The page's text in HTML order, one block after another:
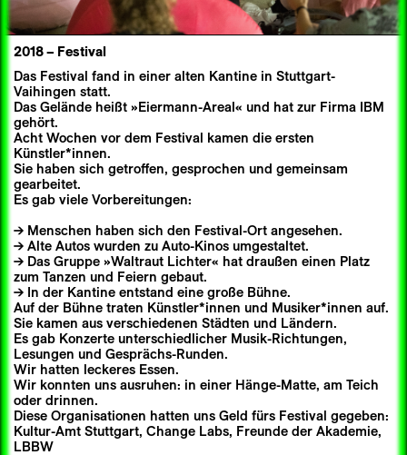
2018– Festival
Das Festival fand in einer alten Kantine in Stuttgart-
Vaihingen statt.
Das Gelände heißt »Eiermann-Areal« und hat zur Firma IBM
gehört.
Acht Wochen vor dem Festival kamen die ersten
Künstler*innen.
Sie haben sich getroffen, gesprochen und gemeinsam
gearbeitet.
Es gab viele Vorbereitungen:
Menschen haben sich den Festival-Ort angesehen.
Alte Autos wurden zu Auto-Kinos umgestaltet.
Das Gruppe »Waltraut Lichter« hat draußen einen Platz
zum Tanzen und Feiern gebaut.
In der Kantine entstand eine große Bühne.
Auf der Bühne traten Künstler*innen und Musiker*innen auf.
Sie kamen aus verschiedenen Städten und Ländern.
Es gab Konzerte unterschiedlicher Musik-Richtungen,
Lesungen und Gesprächs-Runden.
Wir hatten leckeres Essen.
Wir konnten uns ausruhen: in einer Hänge-Matte, am Teich
oder drinnen.
Diese Organisationen hatten uns Geld fürs Festival gegeben:
Kultur-Amt Stuttgart, Change Labs, Freunde der Akademie,
LBBW